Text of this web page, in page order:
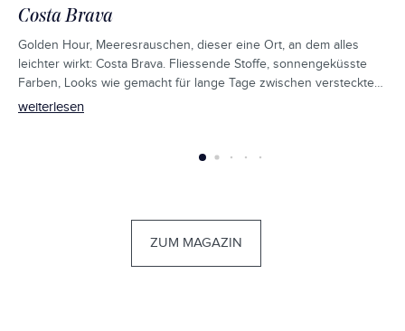
Costa Brava
Golden Hour, Meeresrauschen, dieser eine Ort, an dem alles
leichter wirkt: Costa Brava. Fliessende Stoffe, sonnengeküsste
Farben, Looks wie gemacht für lange Tage zwischen versteckten
Buchten und warmen Nächten am Wasser. Dein Sommer beginnt
weiterlesen
ZUM MAGAZIN